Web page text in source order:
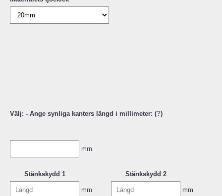
Välj: - Ange synliga kanters längd i millimeter: (?)
mm
Stänkskydd 1
mm
Stänkskydd 2
mm